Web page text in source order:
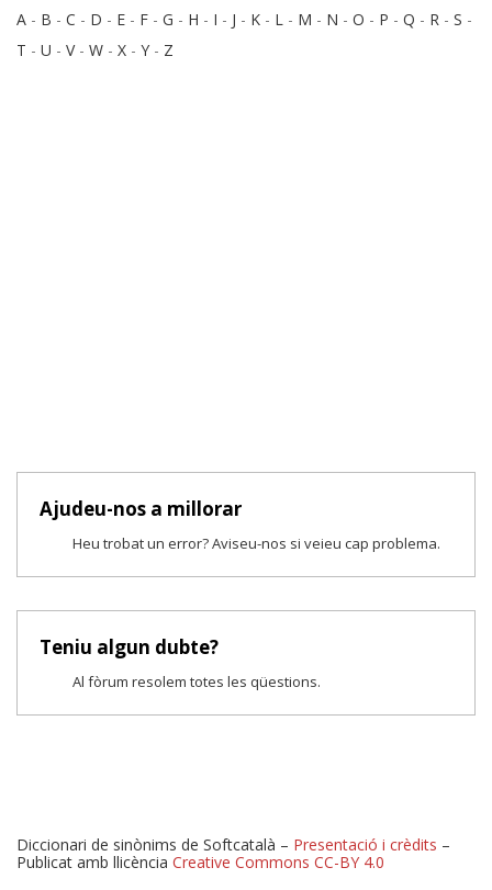
A - B - C - D - E - F - G - H - I - J - K - L - M - N - O - P - Q - R - S -
T - U - V- W - X - Y - Z
Ajudeu-nos a millorar
Heu trobat un error? Aviseu-nos si veieu cap problema.
Teniu algun dubte?
Al fòrum resolem totes les qüestions.
Diccionari de sinònims de Softcatalà – Presentació i crèdits –
Publicat amb llicència Creative Commons CC-BY 4.0